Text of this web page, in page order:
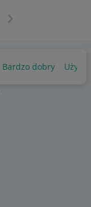
Następna strona
Bardzo dobry